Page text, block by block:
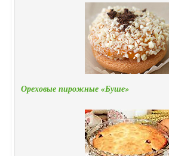
Ореховые пирожные «Буше»